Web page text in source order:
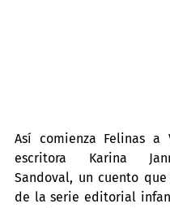
Así comienza Felinas a
escritora Karina
Sandoval, un cuento
de la serie editorial